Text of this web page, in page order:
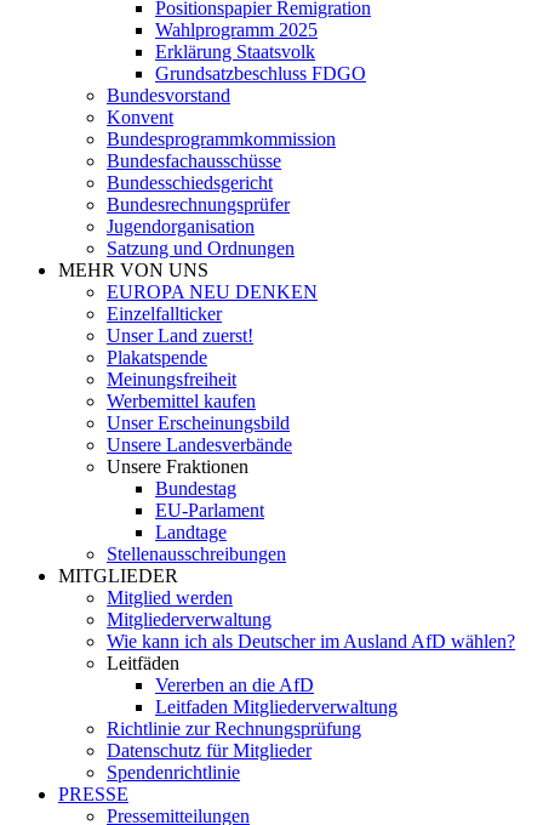
Positionspapier Remigration
Wahlprogramm 2025
Erklärung Staatsvolk
Grundsatzbeschluss FDGO
Bundesvorstand
Konvent
Bundesprogrammkommission
Bundesfachausschüsse
Bundesschiedsgericht
Bundesrechnungsprüfer
Jugendorganisation
Satzung und Ordnungen
MEHR VON UNS
EUROPA NEU DENKEN
Einzelfallticker
Unser Land zuerst!
Plakatspende
Meinungsfreiheit
Werbemittel kaufen
Unser Erscheinungsbild
Unsere Landesverbände
Unsere Fraktionen
Bundestag
EU-Parlament
Landtage
Stellenausschreibungen
MITGLIEDER
Mitglied werden
Mitgliederverwaltung
Wie kann ich als Deutscher im Ausland AfD wählen?
Leitfäden
Vererben an die AfD
Leitfaden Mitgliederverwaltung
Richtlinie zur Rechnungsprüfung
Datenschutz für Mitglieder
Spendenrichtlinie
PRESSE
Pressemitteilungen